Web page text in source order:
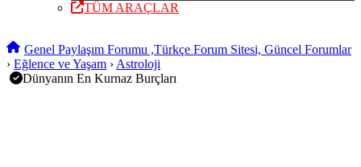
TÜM ARAÇLAR
Genel Paylaşım Forumu ,Türkçe Forum Sitesi, Güncel Forumlar
› Eğlence ve Yaşam › Astroloji
Dünyanın En Kurnaz Burçları